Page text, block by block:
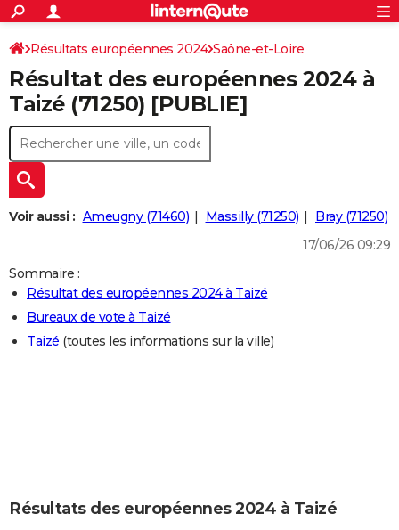
ACTUALITÉS
Politique
Société
Faits Divers
Education
Monde
Villes
+
SPORT
Coupe du monde 2026
Football
Tennis
Cyclisme
Rugby
Forum
CULTURE
Programme TV
TNT
Streaming
Cinéma
Sorties cinéma
Musique
+
FINANCE
Retraite
Impôts
Epargne
Immobilier
Risques naturels par ville
Banque
Assurance
Crédit
AUTO
Essais
Réserver un essai
Citadines
Berlines
SUV
Forum auto
+
HIGH-TECH
Forum
Aménagement intérieur
Extérieur
Cuisine
Salle de bains
Jardinage
Rangement
+WEEK-END
LIFESTYLE
Art de vivre
Bien-être
Loisirs
Mode
Modes de vie
SANTE
Rechercher
S'inscrire
Connexion
Résultats européennes 2024 Saône-et-Loire
Résultat des européennes 2024 à
Taizé (71250) [PUBLIE]
Voir aussi : Ameugny (71460) Massilly (71250)
Bray (71250)
17/06/26 09:29
Sommaire :
Résultat des européennes 2024 à Taizé
Bureaux de vote à Taizé
Taizé (toutes les informations sur la ville)
Résultats des européennes 2024 à Taizé